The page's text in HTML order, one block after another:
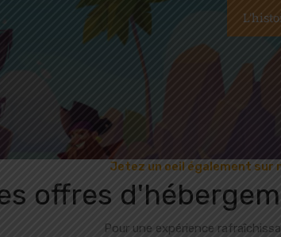
Jetez un oeil également sur
offres
Pour une expérience